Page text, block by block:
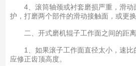
4、滚筒轴颈或衬套磨损严重，滑动
护，打磨两个部件的滑动接触面，或更换
二、开式磨机辊子工作面之间的距离
1、如果滚子工作面直径太小，速比
应修正齿顶高度。